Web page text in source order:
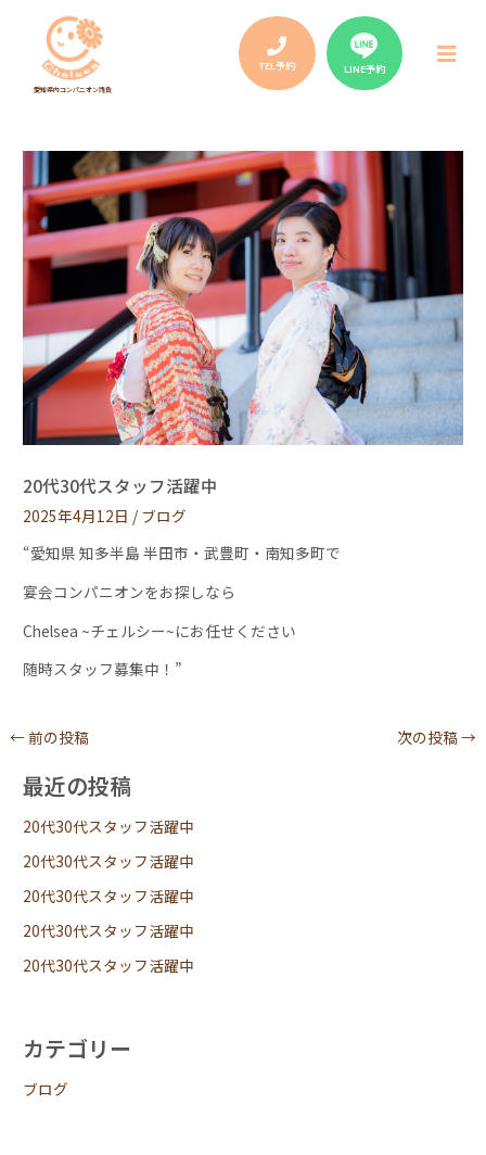
愛知県内コンパニオン請負
TEL予約 LINE予約
メ
ニ
20代30代スタッフ活躍中
2025年4月12日 / ブログ
“愛知県 知多半島 半田市・武豊町・南知多町で
宴会コンパニオンをお探しなら
Chelsea ~チェルシー~にお任せください
随時スタッフ募集中！”
navigation
←前の投稿 次の投稿 →
最近の投稿
20代30代スタッフ活躍中
20代30代スタッフ活躍中
20代30代スタッフ活躍中
20代30代スタッフ活躍中
20代30代スタッフ活躍中
カテゴリー
ブログ